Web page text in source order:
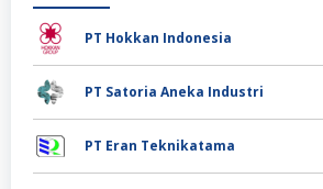
PT Hokkan Indonesia
PT Satoria Aneka Industri
PT Eran Teknikatama